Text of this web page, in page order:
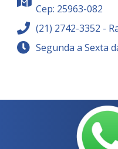
Cep: 25963-082
(21) 2742-3352 -
Segunda a Sexta